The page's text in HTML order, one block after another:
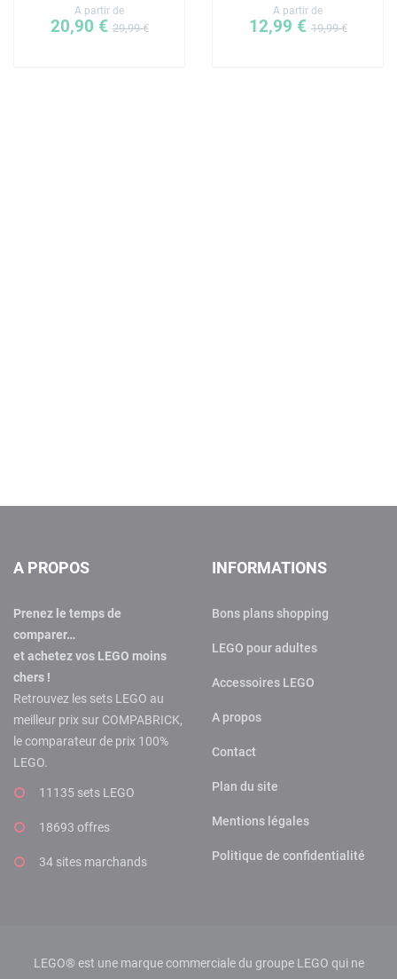
A partir de
20,90 €29,99 €
A partir de
12,99 €19,99 €
A PROPOS
Prenez le temps de
comparer…
et achetez vos LEGO moins
chers !
Retrouvez les sets LEGO au
meilleur prix sur COMPABRICK,
le comparateur de prix 100%
LEGO.
11135 sets LEGO
18693 offres
34 sites marchands
INFORMATIONS
Bons plans shopping
LEGO pour adultes
Accessoires LEGO
A propos
Contact
Plan du site
Mentions légales
Politique de confidentialité
LEGO® est une marque commerciale du groupe LEGO qui ne